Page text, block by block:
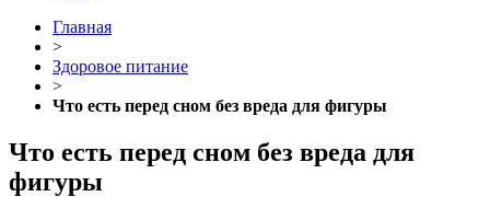
Главная
>
Здоровое питание
>
Что есть перед сном без вреда для фигуры
Что есть перед сном без вреда для
фигуры